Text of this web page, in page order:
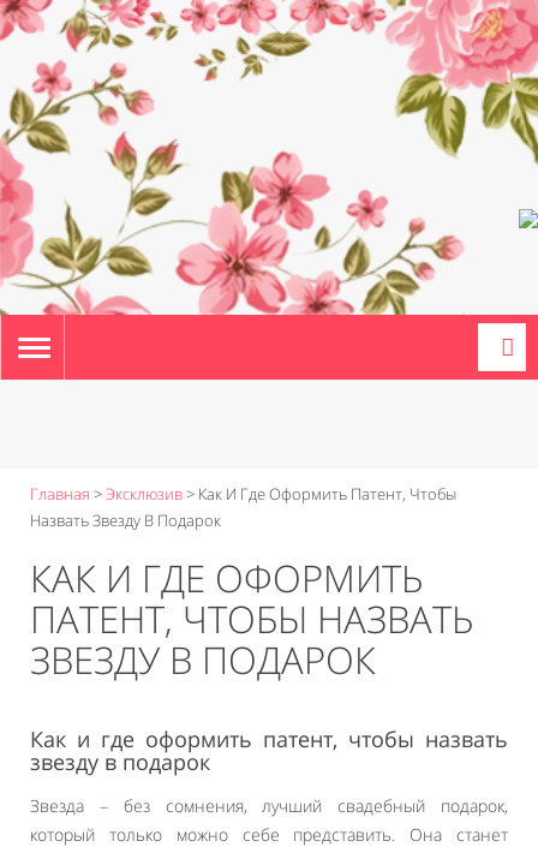
TOGGLE
NAVIGATION
Главная >Эксклюзив> Как И Где Оформить Патент, Чтобы
Назвать Звезду В Подарок
КАК И ГДЕ ОФОРМИТЬ
ПАТЕНТ, ЧТОБЫ НАЗВАТЬ
ЗВЕЗДУ В ПОДАРОК
Как и где оформить патент, чтобы назвать
звезду в подарок
Звезда – без сомнения, лучший свадебный подарок,
который только можно себе представить. Она станет